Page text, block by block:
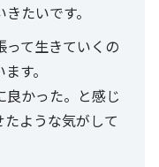
たいです。
て生きていくの
す。
良かった。と感じ
ような気がして